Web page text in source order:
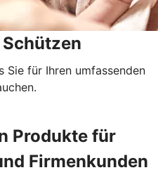
Sie für Ihren umfassenden
Produkte für
Firmenkunden